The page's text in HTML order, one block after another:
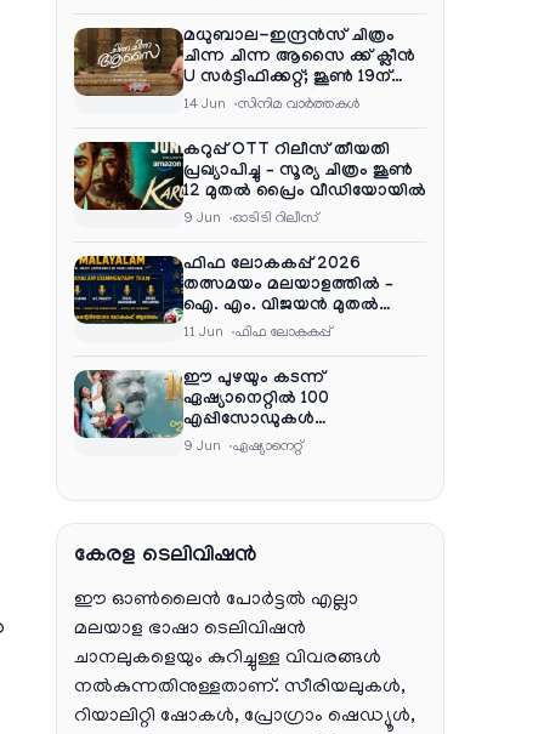
മധുബാല-ഇന്ദ്രൻസ് ചിത്രം
ചിന്ന ചിന്ന ആസൈ ക്ക് ക്ലീൻ
U സർട്ടിഫിക്കറ്റ്; ജൂൺ 19ന്
ആഗോള റിലീസ്
14 Jun സിനിമ വാര്‍ത്തകള്‍
കറുപ്പ് OTT റിലീസ് തീയതി
പ്രഖ്യാപിച്ചു – സൂര്യ ചിത്രം ജൂൺ
12 മുതൽ പ്രൈം വീഡിയോയിൽ
9 Jun ഓടിടി റിലീസ്
ഫിഫ ലോകകപ്പ് 2026
തത്സമയം മലയാളത്തിൽ –
ഐ. എം. വിജയൻ മുതൽ
ഷൈജു ദാമോദരൻ വരെ
11 Jun ഫിഫ ലോകകപ്പ്
ഈ പുഴയും കടന്ന്
ഏഷ്യാനെറ്റിൽ 100
എപ്പിസോഡുകൾ
പൂർത്തിയാക്കി , സംപ്രേഷണം
9 Jun ഏഷ്യാനെറ്റ്‌
കേരള ടെലിവിഷൻ
ഈ ഓൺലൈൻ പോർട്ടൽ എല്ലാ
മലയാള ഭാഷാ ടെലിവിഷൻ
ചാനലുകളെയും കുറിച്ചുള്ള വിവരങ്ങൾ
നൽകുന്നതിനുള്ളതാണ്. സീരിയലുകൾ,
റിയാലിറ്റി ഷോകൾ, പ്രോഗ്രാം ഷെഡ്യൂൾ,